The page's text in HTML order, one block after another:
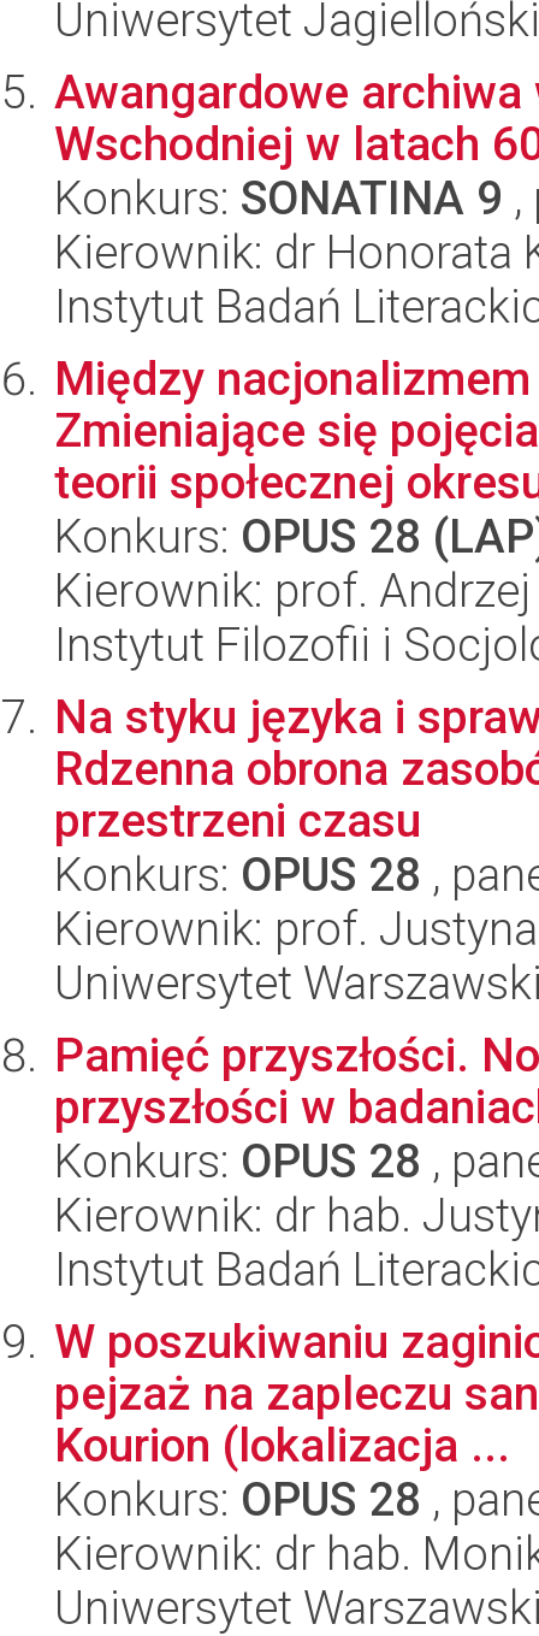
Uniwersytet Jagielloński
Awangardowe
Wschodniej w latach
Konkurs: SONATINA 9
Kierownik: dr Honorata
Instytut Badań
Między
Zmieniające się
teorii społecznej
Konkurs: OPUS 28
Kierownik: prof. Andrzej
Instytut Filozofii i
Na styku języka i
Rdzenna obrona
przestrzeni czasu
Konkurs: OPUS 28 ,
Kierownik: prof.
Uniwersytet
Pamięć przyszłości.
przyszłości w
Konkurs: OPUS 28 ,
Kierownik: dr hab.
Instytut Badań
W poszukiwaniu
pejzaż na zapleczu
Kourion (lokalizacja ...
Konkurs: OPUS 28 ,
Kierownik: dr hab.
Uniwersytet